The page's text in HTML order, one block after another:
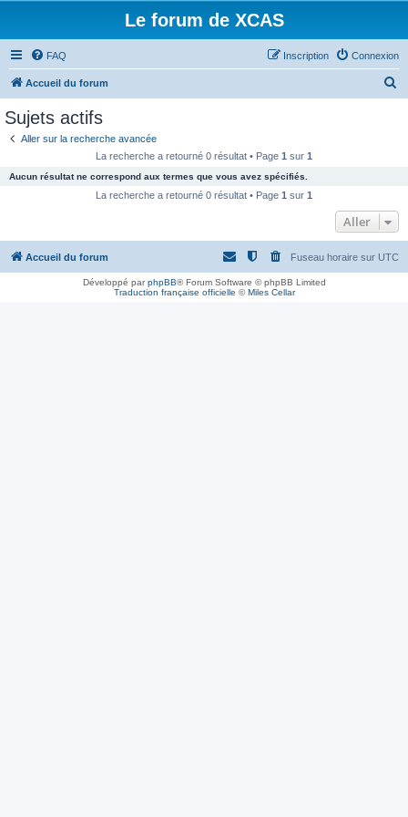
Le forum de XCAS
FAQ Connexion
Inscription
Accueil du forum
c
e
Sujets actifs
Aller sur la recherche avancée
La recherche a retourné 0 résultat • Page 1 sur 1
Aucun résultat ne correspond aux termes que vous avez spécifiés.
La recherche a retourné 0 résultat • Page 1 sur 1
Aller
Accueil du forum Fuseau horaire sur UTC
Développé parphpBB® Forum Software © phpBB Limited
Traduction française officielle ©Miles Cellar